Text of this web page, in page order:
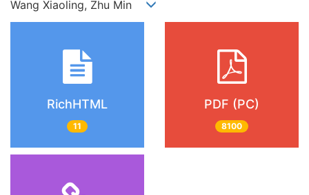
Wang Xiaoling, Zhu Min
RichHTML
11
PDF (PC)
8100